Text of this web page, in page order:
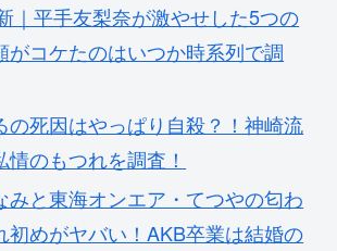
｜平手友梨奈が激やせした5つの
がコケたのはいつか時系列で調
の死因はやっぱり自殺？！神崎流
情のもつれを調査！
みと東海オンエア・てつやの匂わ
初めがヤバい！AKB卒業は結婚の